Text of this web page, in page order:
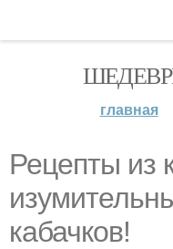
главная
Рецепты из
кабачков!